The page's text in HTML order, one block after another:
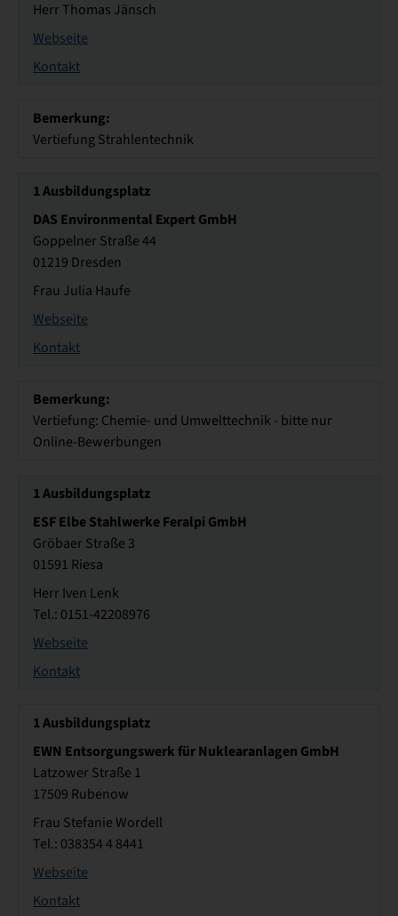
Herr Thomas Jänsch
Webseite
Kontakt
Bemerkung:
Vertiefung Strahlentechnik
1Ausbildungsplatz
DAS Environmental Expert GmbH
Goppelner Straße 44
01219 Dresden
Frau Julia Haufe
Webseite
Kontakt
Bemerkung:
Vertiefung: Chemie- und Umwelttechnik - bitte nur
Online-Bewerbungen
1Ausbildungsplatz
ESF Elbe Stahlwerke Feralpi GmbH
Gröbaer Straße 3
01591 Riesa
Herr Iven Lenk
Tel.: 0151-42208976
Webseite
Kontakt
1Ausbildungsplatz
EWN Entsorgungswerk für Nuklearanlagen GmbH
Latzower Straße 1
17509 Rubenow
Frau Stefanie Wordell
Tel.: 038354 4 8441
Webseite
Kontakt